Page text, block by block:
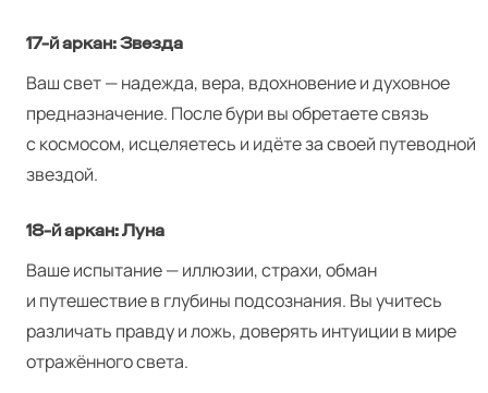
17‑й аркан: Звезда
Ваш свет — надежда, вера, вдохновение и духовное
предназначение. После бури вы обретаете связь
с космосом, исцеляетесь и идёте за своей путеводной
звездой.
18‑й аркан: Луна
Ваше испытание — иллюзии, страхи, обман
и путешествие в глубины подсознания. Вы учитесь
различать правду и ложь, доверять интуиции в мире
отражённого света.